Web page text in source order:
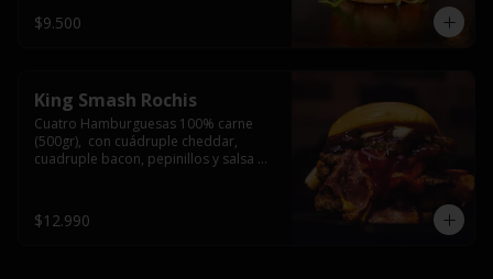
$9.500
King Smash Rochis
Cuatro Hamburguesas 100% carne
(500gr),  con cuádruple cheddar,
cuadruple bacon, pepinillos y salsa
$12.990